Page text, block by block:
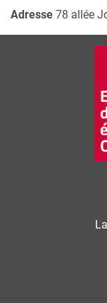
Adresse 78 allée